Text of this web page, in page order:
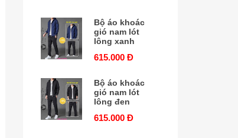
Bộ áo khoác
gió nam lót
lông xanh
615.000 Đ
Bộ áo khoác
gió nam lót
lông đen
615.000 Đ